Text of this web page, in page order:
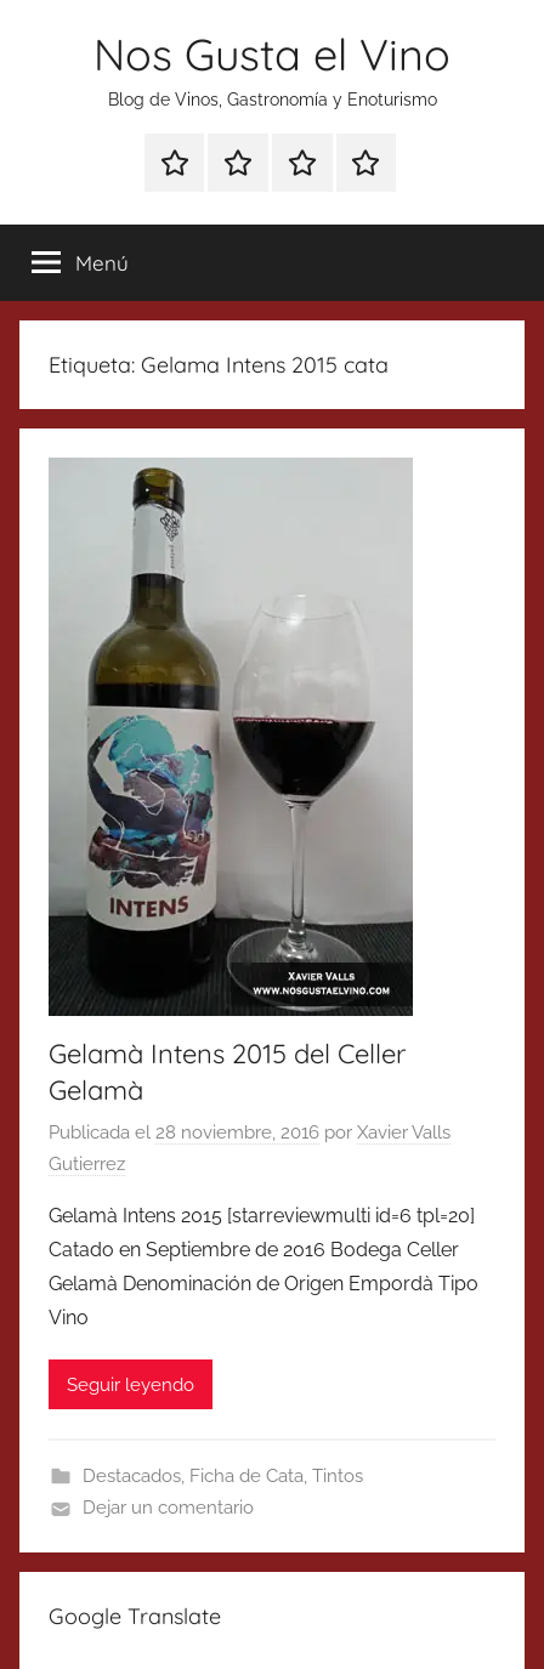
Nos Gusta el Vino
Blog de Vinos, Gastronomía y Enoturismo
Especial
Tonics
Enoturismo
Gastronomía
RankingContacto
Menú
Etiqueta: Gelama Intens 2015 cata
Gelamà Intens 2015 del Celler
Gelamà
Publicada el 28 noviembre, 2016 por Xavier Valls
Gutierrez
Gelamà Intens 2015 [starreviewmulti id=6 tpl=20]
Catado en Septiembre de 2016 Bodega Celler
Gelamà Denominación de Origen Empordà Tipo
Vino
Seguir leyendo
Destacados, Ficha de Cata, Tintos
Dejar un comentario
Google Translate